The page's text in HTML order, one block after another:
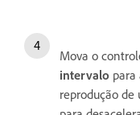
Mova o
intervalo
reprodução de